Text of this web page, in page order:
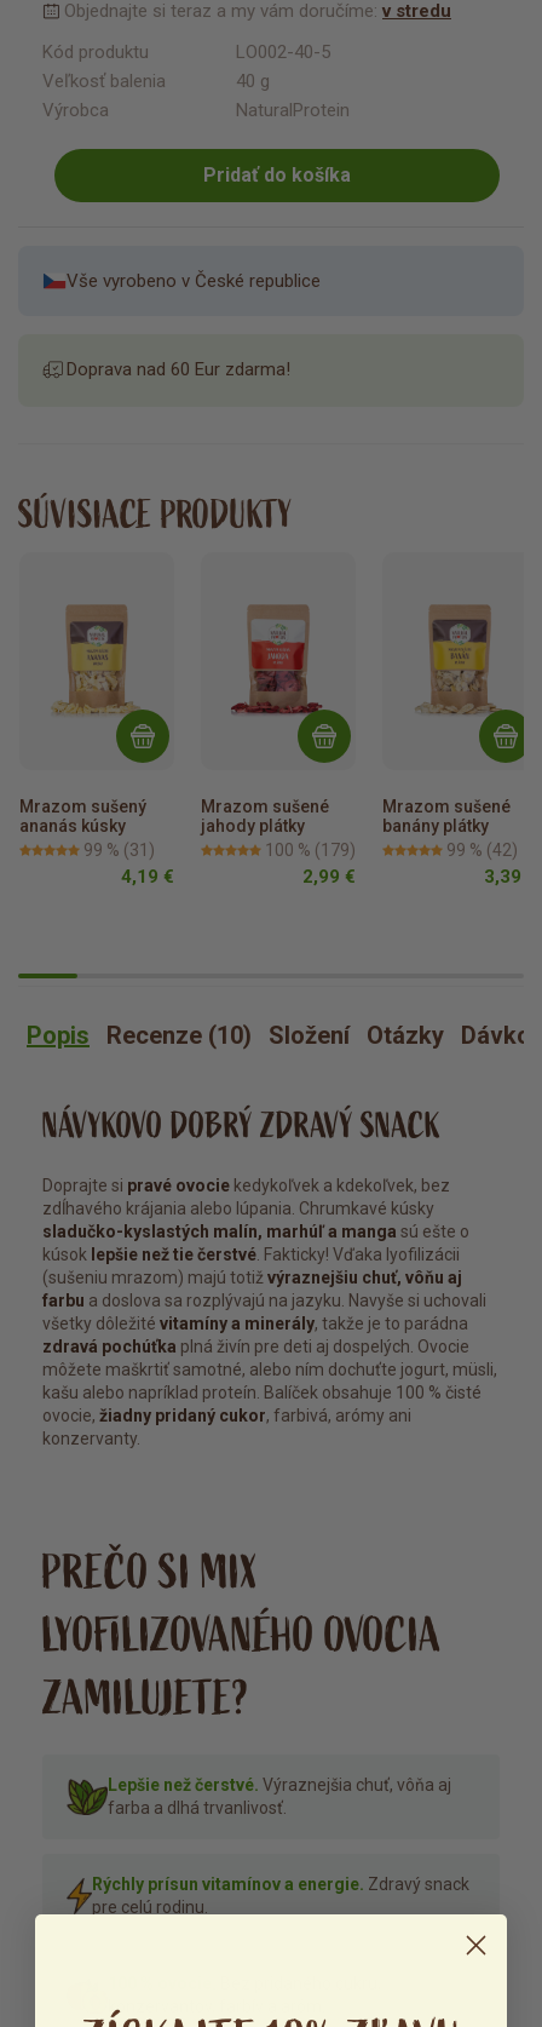
Objednajte si teraz a my vám doručíme: v stredu
Kód produktu
LO002-40-5
Veľkosť balenia
40 g
Výrobca
NaturalProtein
Pridať do košíka
Vše vyrobeno v České republice
Doprava nad 60 Eur zdarma!
SÚVISIACE PRODUKTY
Mrazom sušený
ananás kúsky
99 % (31)
4,19 €
Mrazom sušené
jahody plátky
100 % (179)
2,99 €
Mrazom sušené
banány plátky
99 % (42)
3,39 €
Popis Recenze (10) Složení Otázky
NÁVYKOVO DOBRÝ ZDRAVÝ SNACK
Doprajte si pravé ovocie kedykoľvek a kdekoľvek, bez
zdĺhavého krájania alebo lúpania. Chrumkavé kúsky
sladučko-kyslastých malín, marhúľ a manga sú ešte o
kúsok lepšie než tie čerstvé . Fakticky! Vďaka lyofilizácii
(sušeniu mrazom) majú totiž výraznejšiu chuť, vôňu aj
farbu a doslova sa rozplývajú na jazyku. Navyše si uchovali
všetky dôležité vitamíny a minerály, takže je to parádna
zdravá pochúťka plná živín pre deti aj dospelých. Ovocie
môžete maškrtiť samotné, alebo ním dochuťte jogurt, müsli,
kašu alebo napríklad proteín. Balíček obsahuje 100 % čisté
ovocie, žiadny pridaný cukor, farbivá, arómy ani
konzervanty.
PREČO SI MIX
LYOFILIZOVANÉHO OVOCIA
ZAMILUJETE?
Lepšie než čerstvé. Výraznejšia chuť, vôňa aj
farba a dlhá trvanlivosť.
Rýchly prísun vitamínov a energie. Zdravý snack
pre celú rodinu.
konzervantov, farbív a aróm.